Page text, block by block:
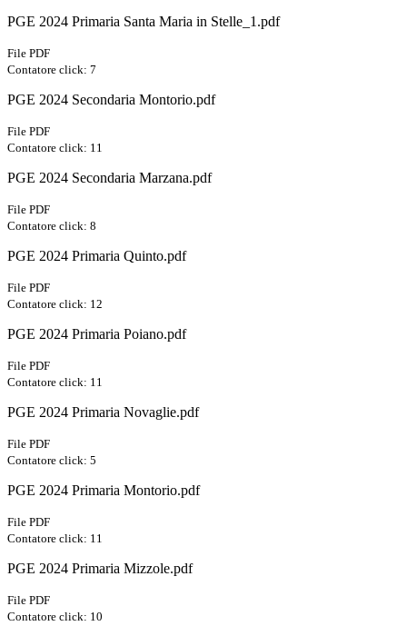
PGE 2024 Primaria Santa Maria in Stelle_1.pdf
File PDF
Contatore click: 7
PGE 2024 Secondaria Montorio.pdf
File PDF
Contatore click: 11
PGE 2024 Secondaria Marzana.pdf
File PDF
Contatore click: 8
PGE 2024 Primaria Quinto.pdf
File PDF
Contatore click: 12
PGE 2024 Primaria Poiano.pdf
File PDF
Contatore click: 11
PGE 2024 Primaria Novaglie.pdf
File PDF
Contatore click: 5
PGE 2024 Primaria Montorio.pdf
File PDF
Contatore click: 11
PGE 2024 Primaria Mizzole.pdf
File PDF
Contatore click: 10